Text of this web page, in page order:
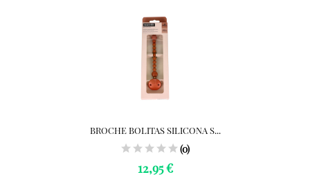
BROCHE BOLITAS SILICONA S...
(0)
12,95 €